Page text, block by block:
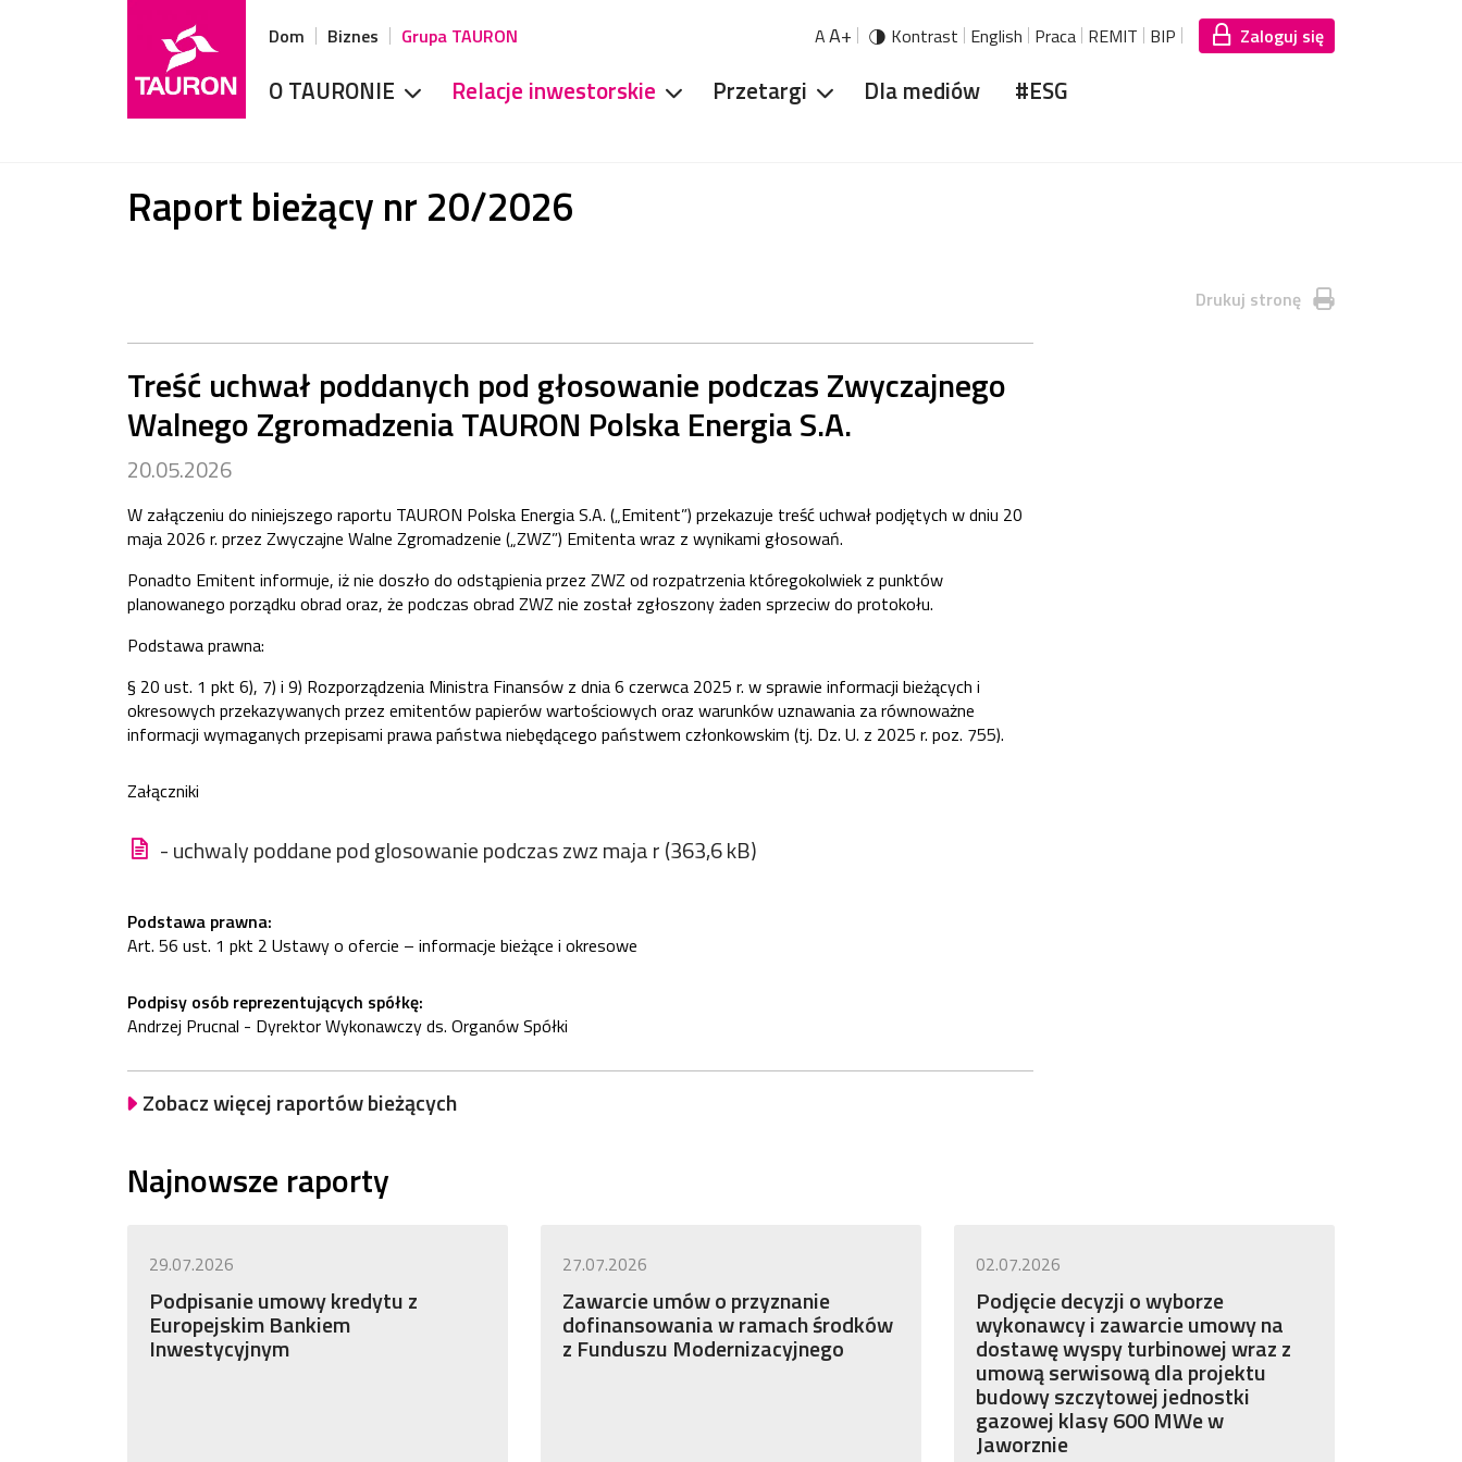
Dom Biznes Grupa TAURON Zaloguj się
O TAURONIE Relacje inwestorskie Przetargi Dla mediów #ESG
AA+ Kontrast English Praca REMIT BIP
Raport bieżący nr 20/2026
Drukuj stronę
Treść uchwał poddanych pod głosowanie podczas Zwyczajnego
Walnego Zgromadzenia TAURON Polska Energia S.A.
20.05.2026
W załączeniu do niniejszego raportu TAURON Polska Energia S.A. („Emitent”) przekazuje treść uchwał podjętych w dniu 20
maja 2026 r. przez Zwyczajne Walne Zgromadzenie („ZWZ”) Emitenta wraz z wynikami głosowań.
Ponadto Emitent informuje, iż nie doszło do odstąpienia przez ZWZ od rozpatrzenia któregokolwiek z punktów
planowanego porządku obrad oraz, że podczas obrad ZWZ nie został zgłoszony żaden sprzeciw do protokołu.
Podstawa prawna:
§ 20 ust. 1 pkt 6), 7) i 9) Rozporządzenia Ministra Finansów z dnia 6 czerwca 2025 r. w sprawie informacji bieżących i
okresowych przekazywanych przez emitentów papierów wartościowych oraz warunków uznawania za równoważne
informacji wymaganych przepisami prawa państwa niebędącego państwem członkowskim (tj. Dz. U. z 2025 r. poz. 755).
Załączniki
- uchwaly poddane pod glosowanie podczas zwz maja r (363,6 kB)
Podstawa prawna:
Art. 56 ust. 1 pkt 2 Ustawy o ofercie – informacje bieżące i okresowe
Podpisy osób reprezentujących spółkę:
Andrzej Prucnal - Dyrektor Wykonawczy ds. Organów Spółki
Zobacz więcej raportów bieżących
Najnowsze raporty
29.07.2026
Podpisanie umowy kredytu z
Europejskim Bankiem
Inwestycyjnym
27.07.2026
Zawarcie umów o przyznanie
dofinansowania w ramach środków
z Funduszu Modernizacyjnego
02.07.2026
Podjęcie decyzji o wyborze
wykonawcy i zawarcie umowy na
dostawę wyspy turbinowej wraz z
umową serwisową dla projektu
budowy szczytowej jednostki
gazowej klasy 600 MWe w
Jaworznie